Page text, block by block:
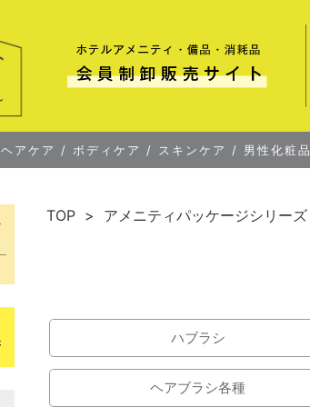
ヘアケア / ボディケア / スキンケア / 男性化粧品
TOP アメニティパッケージシリーズ
ハブラシ
ヘアブラシ各種